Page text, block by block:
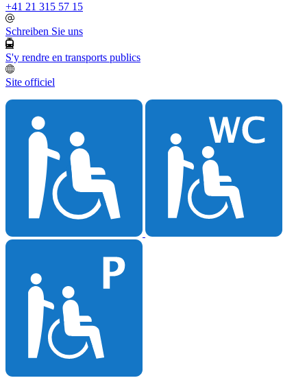
+41 21 315 57 15
Schreiben Sie uns
S'y rendre en transports publics
Site officiel